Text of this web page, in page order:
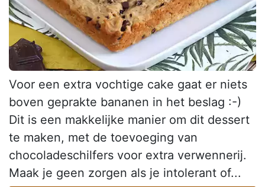
Voor een extra vochtige cake gaat er niets
boven geprakte bananen in het beslag :-)
Dit is een makkelijke manier om dit dessert
te maken, met de toevoeging van
chocoladeschilfers voor extra verwennerij.
Maak je geen zorgen als je intolerant of...